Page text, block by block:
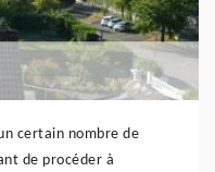
certain nombre de
de procéder à